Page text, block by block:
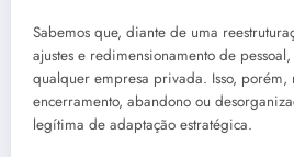
Sabemos que, diante de uma
ajustes e redimensionamento de
qualquer empresa privada. Isso, porém,
encerramento, abandono ou
legítima de adaptação estratégica.